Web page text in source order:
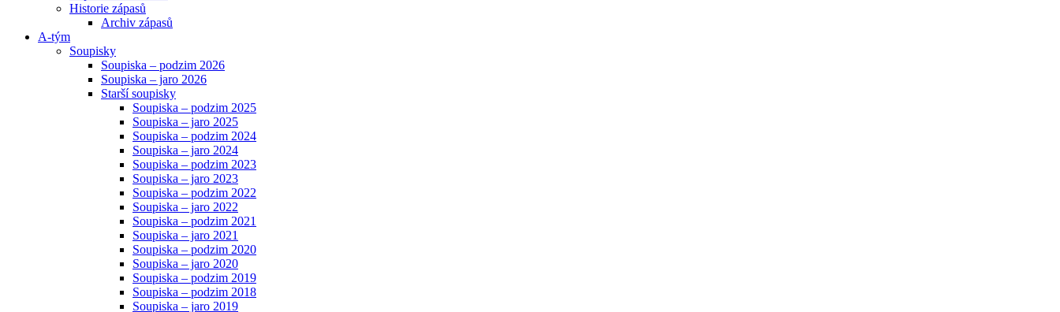
Historie zápasů
Archiv zápasů
A-tým
Soupisky
Soupiska – podzim 2026
Soupiska – jaro 2026
Starší soupisky
Soupiska – podzim 2025
Soupiska – jaro 2025
Soupiska – podzim 2024
Soupiska – jaro 2024
Soupiska – podzim 2023
Soupiska – jaro 2023
Soupiska – podzim 2022
Soupiska – jaro 2022
Soupiska – podzim 2021
Soupiska – jaro 2021
Soupiska – podzim 2020
Soupiska – jaro 2020
Soupiska – podzim 2019
Soupiska – podzim 2018
Soupiska – jaro 2019